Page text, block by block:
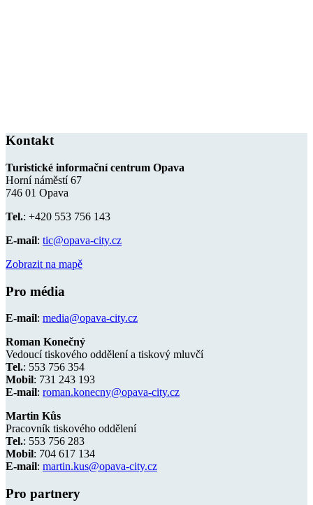
Kontakt
Turistické informační centrum Opava
Horní náměstí 67
746 01 Opava
Tel.: +420 553 756 143
E-mail: tic@opava-city.cz
Zobrazit na mapě
Pro média
E-mail: media@opava-city.cz
Roman Konečný
Vedoucí tiskového oddělení a tiskový mluvčí
Tel.: 553 756 354
Mobil: 731 243 193
E-mail: roman.konecny@opava-city.cz
Martin Kůs
Pracovník tiskového oddělení
Tel.: 553 756 283
Mobil: 704 617 134
E-mail: martin.kus@opava-city.cz
Pro partnery